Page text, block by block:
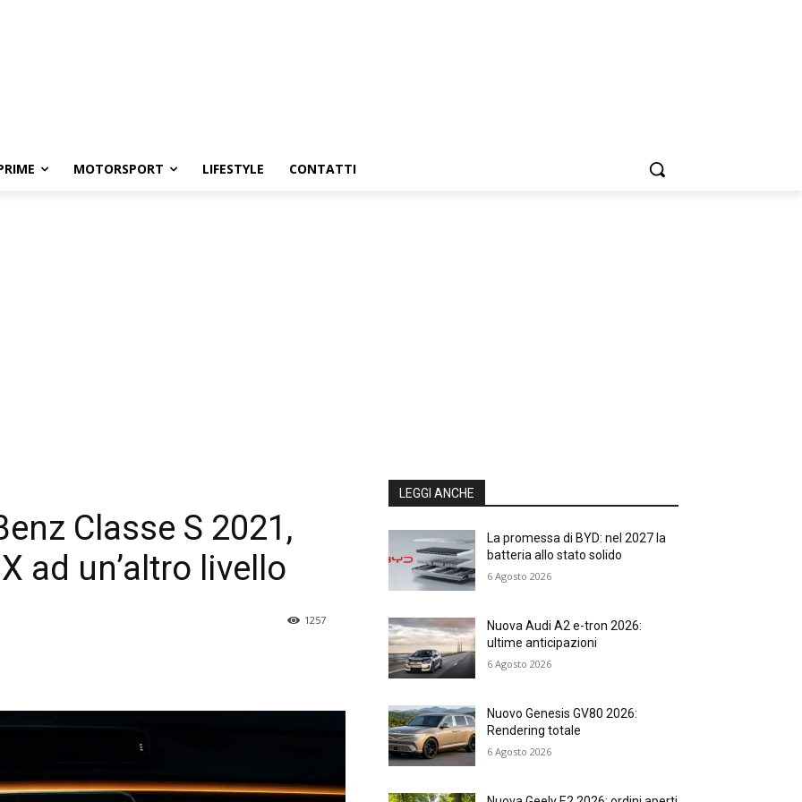
MOTORSPORT LIFESTYLE CONTATTI
Classe S 2021,
ad un’altro livello
1257
LEGGI ANCHE
La promessa di BYD: nel 2027 la
batteria allo stato solido
6 Agosto 2026
Nuova Audi A2 e-tron 2026:
ultime anticipazioni
6 Agosto 2026
Nuovo Genesis GV80 2026:
Rendering totale
6 Agosto 2026